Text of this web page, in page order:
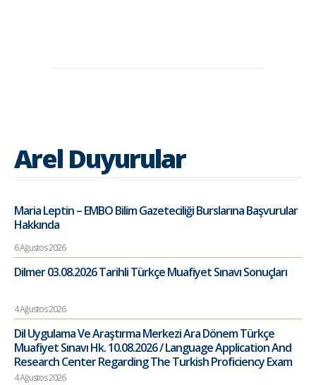
Arel Duyurular
Maria Leptin – EMBO Bilim Gazeteciliği Burslarına Başvurular
Hakkında
6 Ağustos 2026
Dilmer 03.08.2026 Tarihli Türkçe Muafiyet Sınavı Sonuçları
4 Ağustos 2026
Dil Uygulama Ve Araştırma Merkezi Ara Dönem Türkçe
Muafiyet Sınavı Hk. 10.08.2026 / Language Application And
Research Center Regarding The Turkish Proficiency Exam
4 Ağustos 2026